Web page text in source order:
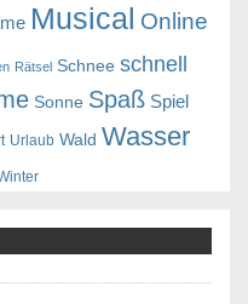
Musical Online
Rätsel Schnee schnell
Sonne Spaß Spiel
Urlaub Wald Wasser